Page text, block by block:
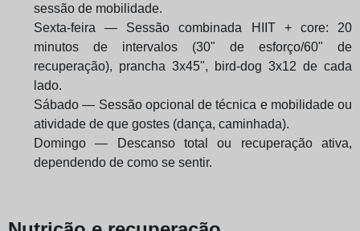
sessão de mobilidade.
Sexta-feira — Sessão combinada HIIT + core: 20
minutos de intervalos (30" de esforço/60" de
recuperação), prancha 3x45", bird-dog 3x12 de cada
lado.
Sábado — Sessão opcional de técnica e mobilidade ou
atividade de que gostes (dança, caminhada).
Domingo — Descanso total ou recuperação ativa,
dependendo de como se sentir.